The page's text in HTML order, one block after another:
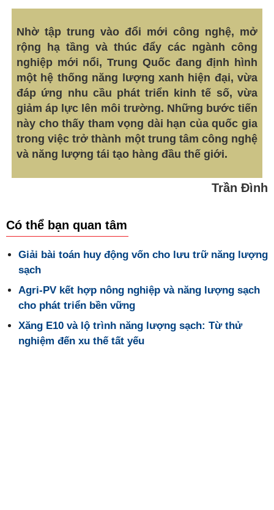
Nhờ tập trung vào đổi mới công nghệ, mở
rộng hạ tầng và thúc đẩy các ngành công
nghiệp mới nổi, Trung Quốc đang định hình
một hệ thống năng lượng xanh hiện đại, vừa
đáp ứng nhu cầu phát triển kinh tế số, vừa
giảm áp lực lên môi trường. Những bước tiến
này cho thấy tham vọng dài hạn của quốc gia
trong việc trở thành một trung tâm công nghệ
và năng lượng tái tạo hàng đầu thế giới.
Trần Đình
Có thể bạn quan tâm
Giải bài toán huy động vốn cho lưu trữ năng lượng
sạch
Agri-PV kết hợp nông nghiệp và năng lượng sạch
cho phát triển bền vững
Xăng E10 và lộ trình năng lượng sạch: Từ thử
nghiệm đến xu thế tất yếu